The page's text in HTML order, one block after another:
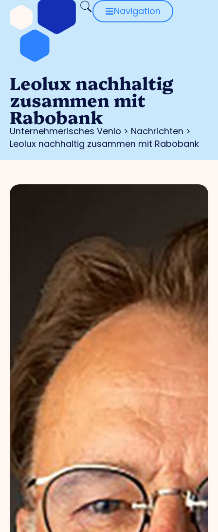
Navigation
Leolux nachhaltig
zusammen mit
Rabobank
Unternehmerisches Venlo > Nachrichten >
Leolux nachhaltig zusammen mit Rabobank